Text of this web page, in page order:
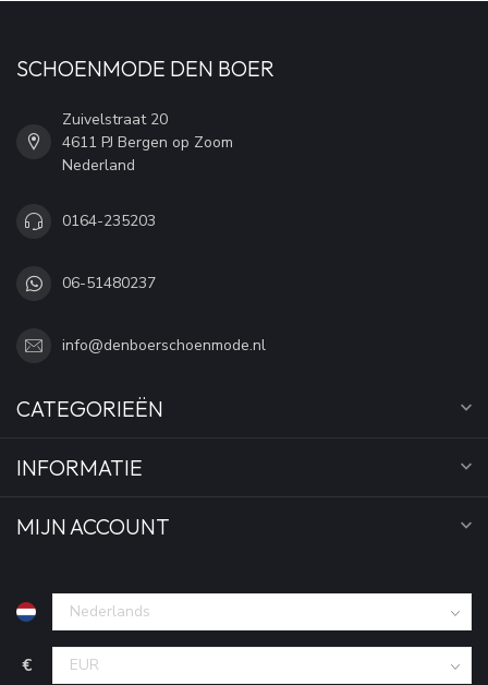
SCHOENMODE DEN BOER
Zuivelstraat 20
4611 PJ Bergen op Zoom
Nederland
0164-235203
06-51480237
info@denboerschoenmode.nl
CATEGORIEËN
INFORMATIE
MIJN ACCOUNT
€